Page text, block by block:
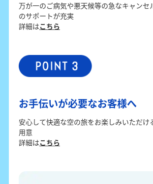
万が一のご病気や悪天候等の急なキャンセ
のサポートが充実
詳細はこちら
お手伝いが必要なお客様へ
安心して快適な空の旅をお楽しみいただけ
用意
詳細はこちら